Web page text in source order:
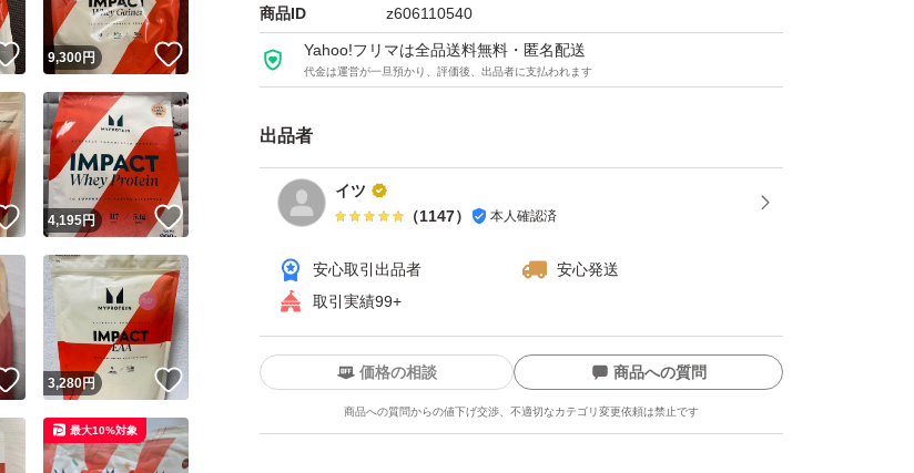
商品ID z606110540
Yahoo!フリマは全品送料無料・匿名配送
代金は運営が一旦預かり、評価後、出品者に支払われます
出品者
イツ
（1147） 本人確認済
安心取引出品者
安心発送
取引実績99+
価格の相談 商品への質問
商品への質問からの値下げ交渉、不適切なカテゴリ変更依頼は禁止です
いいね！
9,300円 いいね！
いいね！
4,195円
いいね！
3,280円
最大10%対象